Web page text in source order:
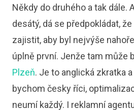
Někdy do druhého a tak dále.
desátý, dá se předpokládat,
zajistit, aby byl nejvýše
úplně první. Jenže tam může
Plzeň. Je to anglická zkratka
bychom česky říci,
neumí každý. I reklamní